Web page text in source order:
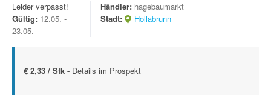
Leider verpasst!
Gültig: 12.05. -
23.05.
Händler: hagebaumarkt
Stadt:
Hollabrunn
€ 2,33 / Stk - Details im Prospekt